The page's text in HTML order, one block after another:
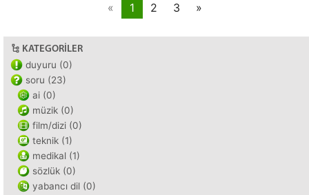
« 1 2 3 »
KATEGORILER
duyuru (0)
soru (23)
ai (0)
müzik (0)
film/dizi (0)
teknik (1)
medikal (1)
sözlük (0)
yabancı dil (0)